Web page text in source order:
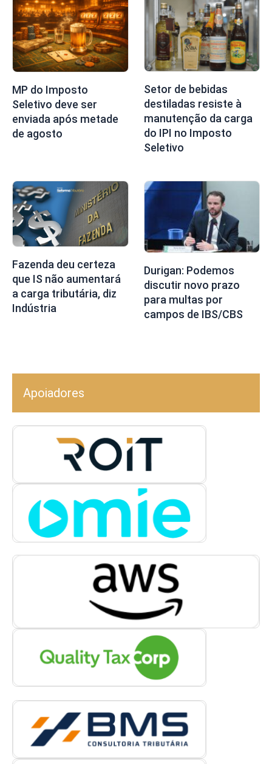
MP do Imposto
Seletivo deve ser
enviada após metade
de agosto
Setor de bebidas
destiladas resiste à
manutenção da carga
do IPI no Imposto
Seletivo
Fazenda deu certeza
que IS não aumentará
a carga tributária, diz
Indústria
Durigan: Podemos
discutir novo prazo
para multas por
campos de IBS/CBS
Apoiadores